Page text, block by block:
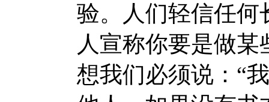
验。人们轻信任何
人宣称你要是做
想我们必须说：“